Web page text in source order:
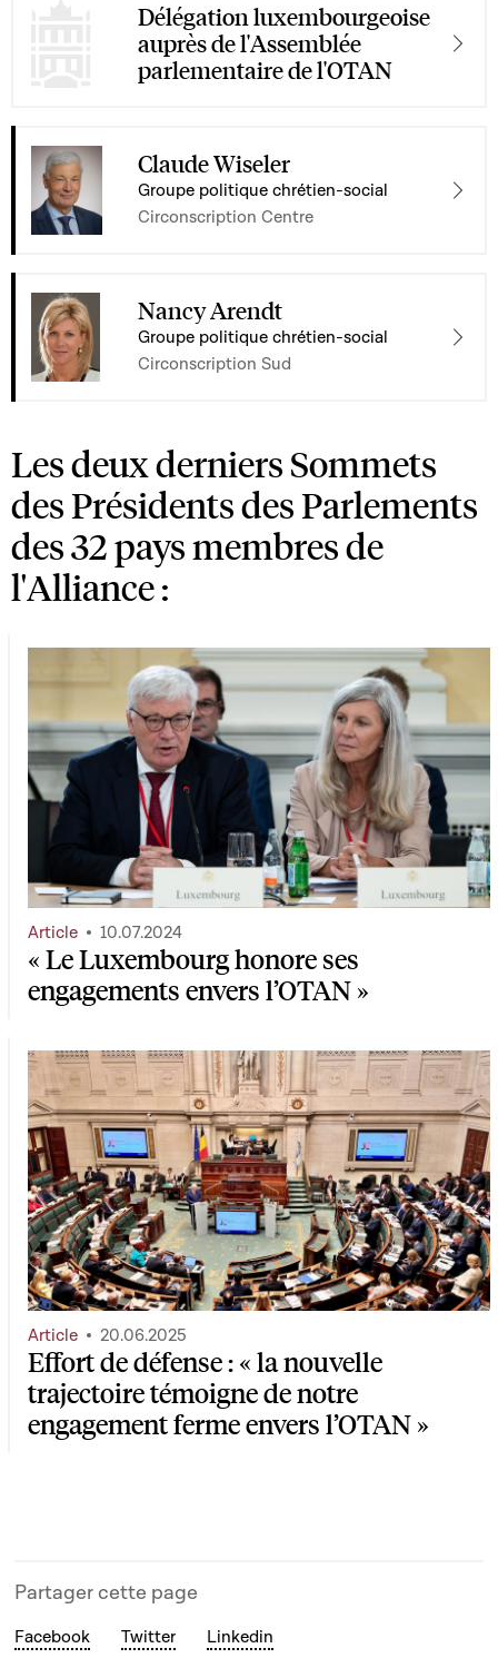
Délégation luxembourgeoise
auprès de l'Assemblée
parlementaire de l'OTAN
Claude Wiseler
Groupe politique chrétien-social
Circonscription Centre
Nancy Arendt
Groupe politique chrétien-social
Circonscription Sud
Les deux derniers Sommets
des Présidents des Parlements
des 32 pays membres de
l'Alliance :
« Le Luxembourg honore ses
engagements envers l’OTAN »
Article 10.07.2024
Effort de défense : « la nouvelle
trajectoire témoigne de notre
engagement ferme envers l’OTAN »
Article 20.06.2025
Partager cette page
Facebook Twitter Linkedin